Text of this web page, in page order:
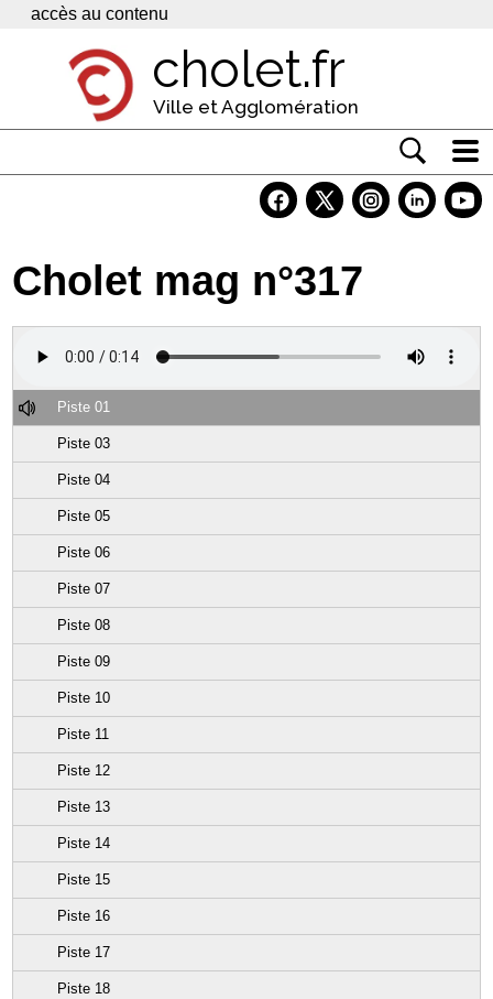
Panneau de gestion des cookies
accès au contenu
cholet.fr
Ville et Agglomération
Economie
Services
Cholet mag n°317
Piste 01
Piste 03
Piste 04
Piste 05
Piste 06
Piste 07
Piste 08
Piste 09
Piste 10
Piste 11
Piste 12
Piste 13
Piste 14
Piste 15
Piste 16
Piste 17
Piste 18